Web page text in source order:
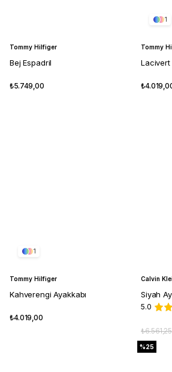
Tommy Hilfiger
Bej Espadril
₺5.749,00
1
Tommy
Lacivert
1
Tommy Hilfiger
Kahverengi Ayakkabı
₺4.019,00
Calvin
Siyah
5.0
₺6.561,25
%25